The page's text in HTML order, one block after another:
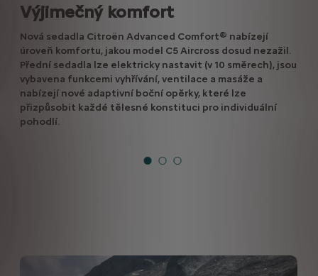
Výjimečný komfort
Nová sedadla Citroën Advanced Comfort® nabízejí
úroveň komfortu, jakou model C5 Aircross dosud nezažil.
Přední sedadla lze elektricky nastavit (v 10 směrech), jsou
vybavena funkcemi vyhřívání, ventilace a masáže a
nabízejí nové adaptivní boční opěrky, které lze
přizpůsobit každé tělesné konstituci pro individuální
pohodlí.